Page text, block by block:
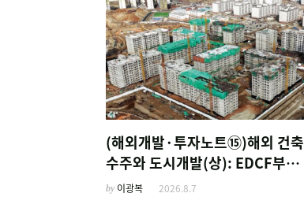
(해외개발·투자노트⑮)해외 건축
수주와 도시개발(상): EDCF부터
계열사 진출 위한 복합시설까지
by 이광복 2026.8.7